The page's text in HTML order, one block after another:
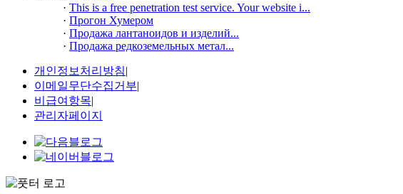
· This is a free penetration test service. Your website i...
· Прогон Хумером
· Продажа лантаноидов и изделий...
· Продажа редкоземельных метал...
개인정보처리방침|
이메일무단수집거부|
비급여항목|
관리자페이지